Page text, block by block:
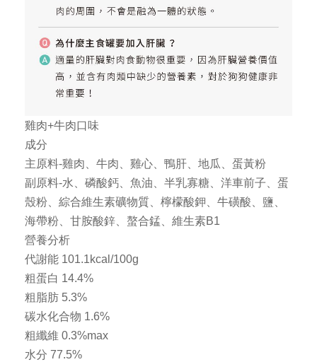
雞肉+牛肉口味
成分
主原料-雞肉、牛肉、雞心、鴨肝、地瓜、蛋黃粉
副原料-水、磷酸鈣、魚油、半乳寡糖、洋車前子、蛋
殼粉、綜合維生素礦物質、檸檬酸鉀、牛磺酸、鹽、
海帶粉、甘胺酸鋅、螯合錳、維生素B1
營養分析
代謝能 101.1kcal/100g
粗蛋白 14.4%
粗脂肪 5.3%
碳水化合物 1.6%
粗纖維 0.3%max
水分 77.5%